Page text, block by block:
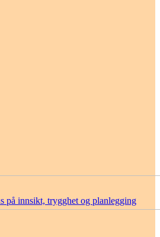
på innsikt, trygghet og planlegging